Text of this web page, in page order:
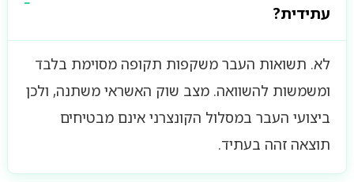
עתידית?
לא. תשואות העבר משקפות תקופה מסוימת בלבד
ומשמשות להשוואה. מצב שוק האשראי משתנה, ולכן
ביצועי העבר במסלול הקונצרני אינם מבטיחים
תוצאה זהה בעתיד.